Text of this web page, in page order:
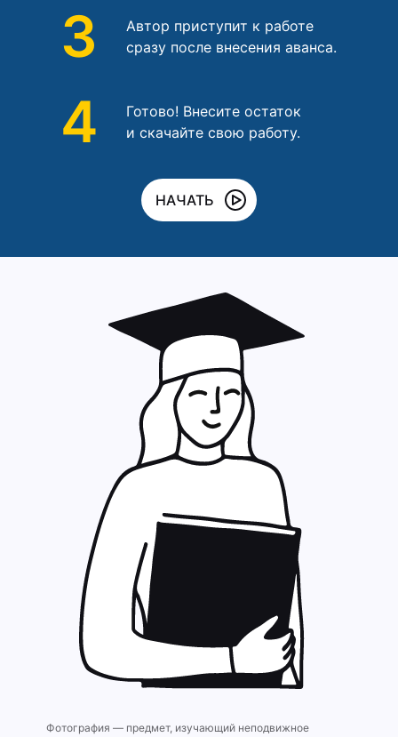
3
Автор приступит к работе
сразу после внесения аванса.
4
Готово! Внесите остаток
и скачайте свою работу.
НАЧАТЬ
Фотография — предмет, изучающий неподвижное